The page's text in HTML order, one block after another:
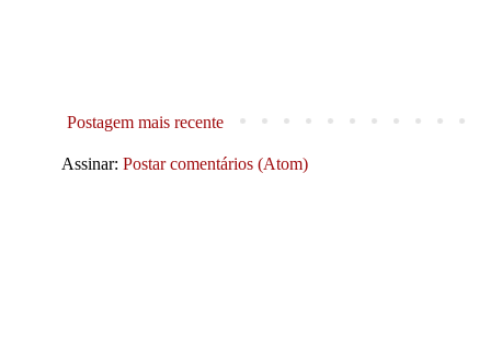
Postagem mais recente
Assinar: Postar comentários (Atom)